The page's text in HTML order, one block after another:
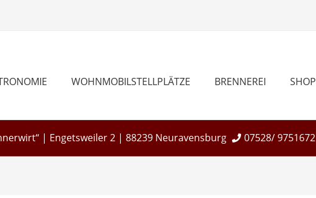
WOHNMOBILSTELLPLÄTZE BRENNEREI SHOP
| Engetsweiler 2 | 88239 Neuravensburg 07528/ 9751672